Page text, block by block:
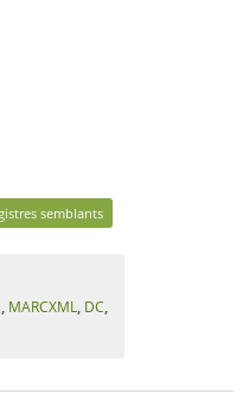
semblants
MARCXML DC